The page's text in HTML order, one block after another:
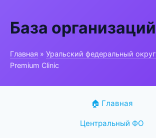
База организаций
Главная » Уральский федеральный округ
Premium Clinic
🏠 Главная
Центральный ФО